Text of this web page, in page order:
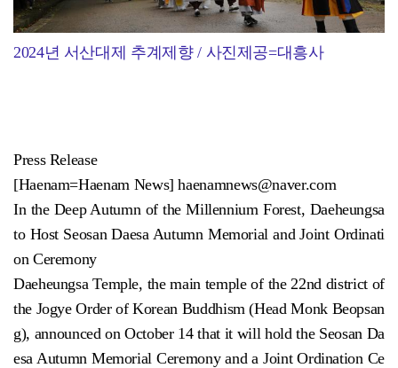
2024년 서산대제 추계제향 / 사진제공=대흥사
Press Release
[Haenam=Haenam News] haenamnews@naver.com
In the Deep Autumn of the Millennium Forest, Daeheungsa
to Host Seosan Daesa Autumn Memorial and Joint Ordinati
on Ceremony
Daeheungsa Temple, the main temple of the 22nd district of
the Jogye Order of Korean Buddhism (Head Monk Beopsan
g), announced on October 14 that it will hold the Seosan Da
esa Autumn Memorial Ceremony and a Joint Ordination Ce